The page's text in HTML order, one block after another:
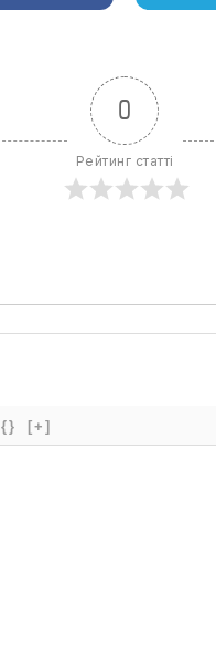
0
Рейтинг статті
{} [+]